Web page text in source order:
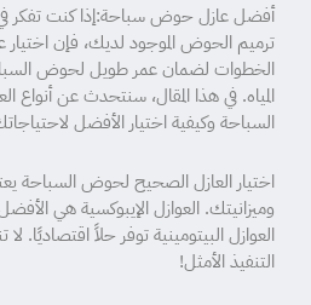
أفضل عازل حوض سباحة:إذا كنت تفكر
ترميم الحوض الموجود لديك، فإن
الخطوات لضمان عمر طويل لحوض
المياه. في هذا المقال، سنتحدث عن أنواع
السباحة وكيفية اختيار الأفضل
اختيار العازل الصحيح لحوض السباحة
وميزانيتك. العوازل الإيبوكسية هي
العوازل البيتومينية توفر حلاً
التنفيذ الأمثل!